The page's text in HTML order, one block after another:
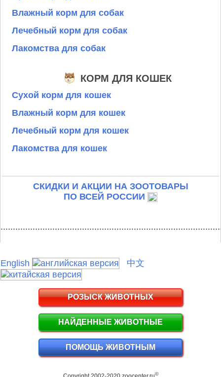
Влажный корм для собак
Лечебный корм для собак
Лакомства для собак
КОРМ ДЛЯ КОШЕК
Сухой корм для кошек
Влажный корм для кошек
Лечебный корм для кошек
Лакомства для кошек
СКИДКИ И АКЦИИ НА ЗООТОВАРЫ
ПО ВСЕЙ РОССИИ
English 中文
РОЗЫСК ЖИВОТНЫХ
НАЙДЕННЫЕ ЖИВОТНЫЕ
ПОМОЩЬ ЖИВОТНЫМ
©